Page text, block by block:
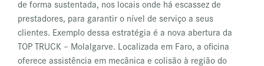
de forma sustentada, nos locais onde há escassez de
prestadores, para garantir o nível de serviço a seus
clientes. Exemplo dessa estratégia é a nova abertura da
TOP TRUCK – Molalgarve. Localizada em Faro, a oficina
oferece assistência em mecânica e colisão à região do